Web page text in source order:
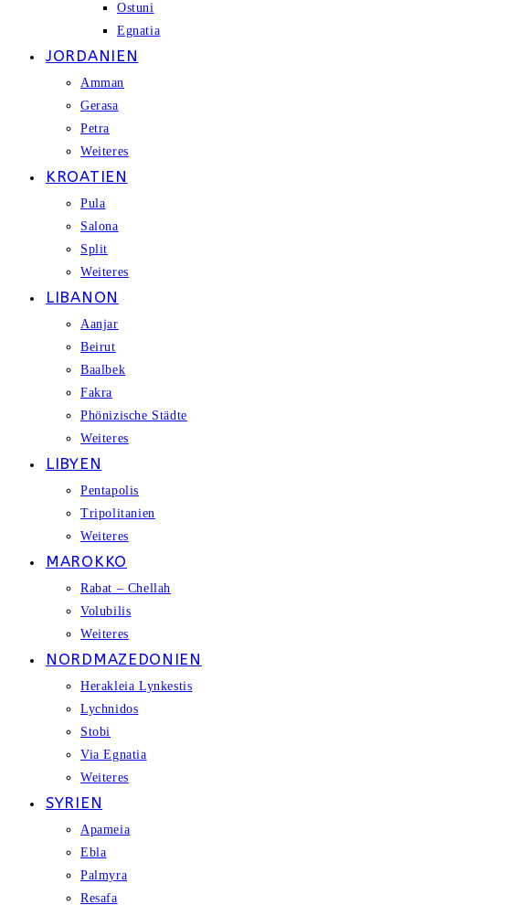
Ostuni
Egnatia
JORDANIEN
Amman
Gerasa
Petra
Weiteres
KROATIEN
Pula
Salona
Split
Weiteres
LIBANON
Aanjar
Beirut
Baalbek
Fakra
Phönizische Städte
Weiteres
LIBYEN
Pentapolis
Tripolitanien
Weiteres
MAROKKO
Rabat – Chellah
Volubilis
Weiteres
NORDMAZEDONIEN
Herakleia Lynkestis
Lychnidos
Stobi
Via Egnatia
Weiteres
SYRIEN
Apameia
Ebla
Palmyra
Resafa